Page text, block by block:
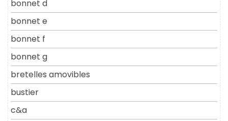
bonnet d
bonnet e
bonnet f
bonnet g
bretelles amovibles
bustier
c&a